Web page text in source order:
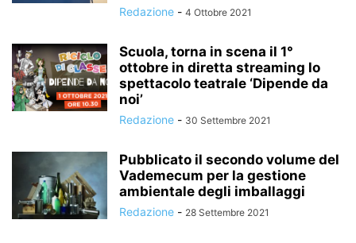
Redazione - 4 Ottobre 2021
Scuola, torna in scena il 1°
ottobre in diretta streaming lo
spettacolo teatrale ‘Dipende da
noi’
Redazione - 30 Settembre 2021
Pubblicato il secondo volume del
Vademecum per la gestione
ambientale degli imballaggi
Redazione - 28 Settembre 2021